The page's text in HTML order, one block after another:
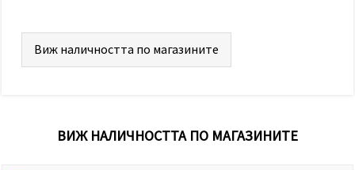
Виж наличността по магазините
ВИЖ НАЛИЧНОСТТА ПО МАГАЗИНИТЕ